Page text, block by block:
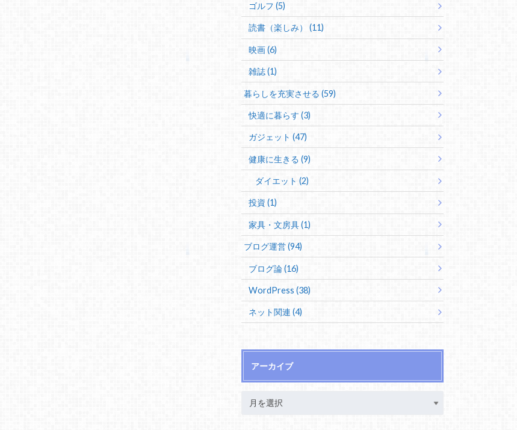
ゴルフ (5)
読書（楽しみ） (11)
映画 (6)
雑誌 (1)
暮らしを充実させる (59)
快適に暮らす (3)
ガジェット (47)
健康に生きる (9)
ダイエット (2)
投資 (1)
家具・文房具 (1)
ブログ運営 (94)
ブログ論 (16)
WordPress (38)
ネット関連 (4)
アーカイブ